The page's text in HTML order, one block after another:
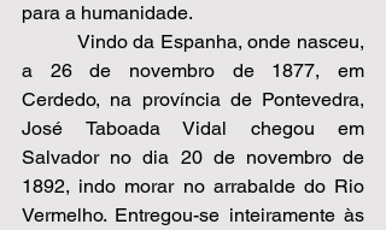
para a humanidade.
a 26 de novembro de 1877, em
Cerdedo, na província de Pontevedra,
José Taboada Vidal chegou em
Salvador no dia 20 de novembro de
1892, indo morar no arrabalde do Rio
Vermelho. Entregou-se inteiramente às